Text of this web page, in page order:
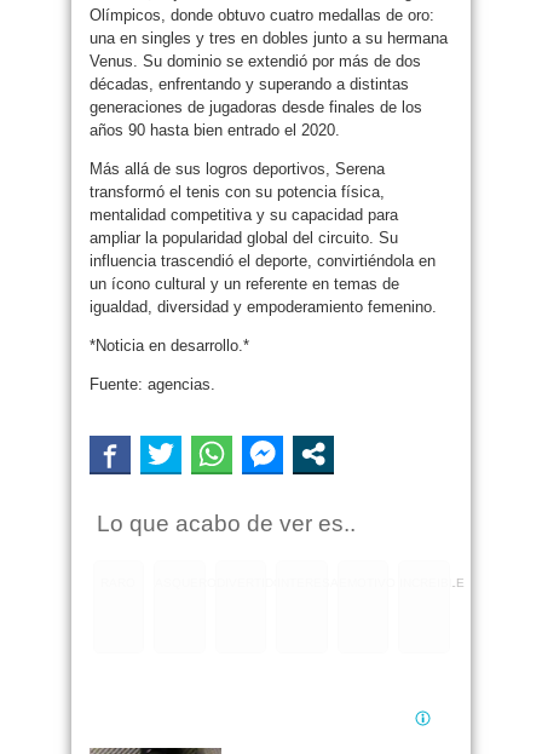
Olímpicos, donde obtuvo cuatro medallas de oro:
una en singles y tres en dobles junto a su hermana
Venus. Su dominio se extendió por más de dos
décadas, enfrentando y superando a distintas
generaciones de jugadoras desde finales de los
años 90 hasta bien entrado el 2020.
Más allá de sus logros deportivos, Serena
transformó el tenis con su potencia física,
mentalidad competitiva y su capacidad para
ampliar la popularidad global del circuito. Su
influencia trascendió el deporte, convirtiéndola en
un ícono cultural y un referente en temas de
igualdad, diversidad y empoderamiento femenino.
*Noticia en desarrollo.*
Fuente: agencias.
Lo que acabo de ver es..
INCREIBLE